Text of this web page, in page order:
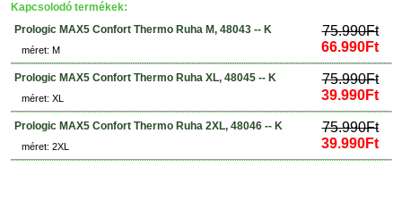
Kapcsolodó termékek:
Prologic MAX5 Confort Thermo Ruha M, 48043 -- K
75.990Ft
66.990Ft
méret: M
Prologic MAX5 Confort Thermo Ruha XL, 48045 -- K
75.990Ft
39.990Ft
méret: XL
Prologic MAX5 Confort Thermo Ruha 2XL, 48046 -- K
75.990Ft
39.990Ft
méret: 2XL